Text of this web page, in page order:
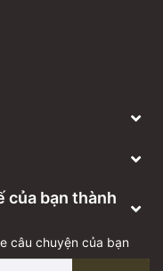
của bạn thành
câu chuyện của bạn